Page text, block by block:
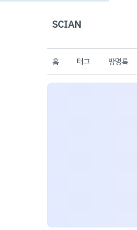
SCIAN
홈 태그 방명록